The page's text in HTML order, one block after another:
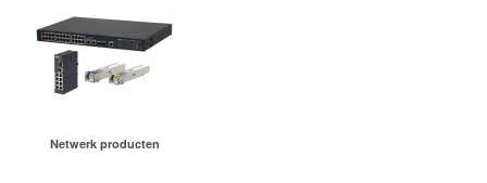
Netwerk producten